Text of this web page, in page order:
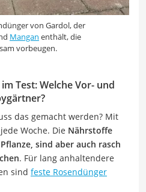
von Gardol, der
Mangan enthält, die
vorbeugen.
Test: Welche Vor- und
das gemacht werden? Mit
Woche. Die Nährstoffe
sind aber auch rasch
. Für lang anhaltendere
sind feste Rosendünger